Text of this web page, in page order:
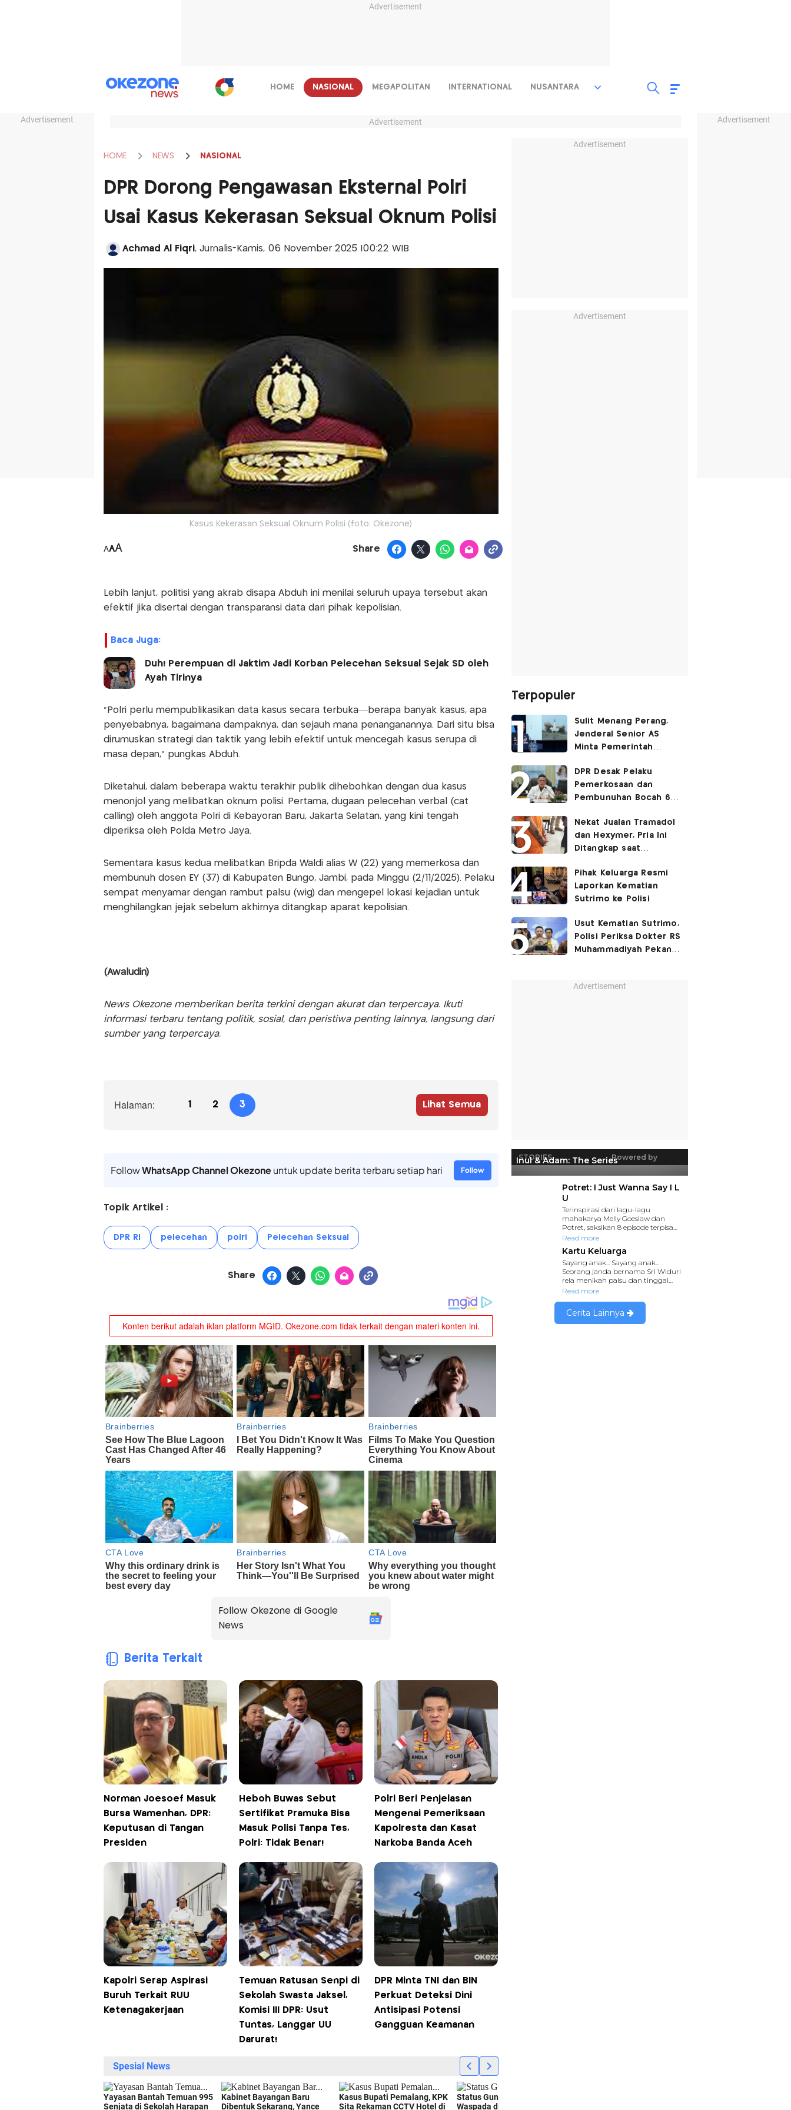
Advertisement
Advertisement Advertisement
HOME NASIONAL MEGAPOLITAN INTERNATIONAL NUSANTARA
Advertisement
HOME NEWS NASIONAL
DPR Dorong Pengawasan Eksternal Polri
Usai Kasus Kekerasan Seksual Oknum Polisi
Achmad Al Fiqri, Jurnalis-Kamis, 06 November 2025 |00:22 WIB
Kasus Kekerasan Seksual Oknum Polisi (foto: Okezone)
AAA Share
Lebih lanjut, politisi yang akrab disapa Abduh ini menilai seluruh upaya tersebut akan
efektif jika disertai dengan transparansi data dari pihak kepolisian.
Baca Juga:
Duh! Perempuan di Jaktim Jadi Korban Pelecehan Seksual Sejak SD oleh
Ayah Tirinya
“Polri perlu mempublikasikan data kasus secara terbuka—berapa banyak kasus, apa
penyebabnya, bagaimana dampaknya, dan sejauh mana penanganannya. Dari situ bisa
dirumuskan strategi dan taktik yang lebih efektif untuk mencegah kasus serupa di
masa depan,” pungkas Abduh.
Diketahui, dalam beberapa waktu terakhir publik dihebohkan dengan dua kasus
menonjol yang melibatkan oknum polisi. Pertama, dugaan pelecehan verbal (cat
calling) oleh anggota Polri di Kebayoran Baru, Jakarta Selatan, yang kini tengah
diperiksa oleh Polda Metro Jaya.
Sementara kasus kedua melibatkan Bripda Waldi alias W (22) yang memerkosa dan
membunuh dosen EY (37) di Kabupaten Bungo, Jambi, pada Minggu (2/11/2025). Pelaku
sempat menyamar dengan rambut palsu (wig) dan mengepel lokasi kejadian untuk
menghilangkan jejak sebelum akhirnya ditangkap aparat kepolisian.
(Awaludin)
News Okezone memberikan berita terkini dengan akurat dan terpercaya. Ikuti
informasi terbaru tentang politik, sosial, dan peristiwa penting lainnya, langsung dari
sumber yang terpercaya.
Halaman: 1 2 3 Lihat Semua
FollowWhatsApp Channel Okezoneuntuk update berita terbaru setiap hari Follow
Topik Artikel :
DPR RI pelecehan polri Pelecehan Seksual
Share
Follow Okezone di Google
News
Berita Terkait
Norman Joesoef Masuk
Bursa Wamenhan, DPR:
Keputusan di Tangan
Presiden
Heboh Buwas Sebut
Sertifikat Pramuka Bisa
Masuk Polisi Tanpa Tes,
Polri: Tidak Benar!
Polri Beri Penjelasan
Mengenai Pemeriksaan
Kapolresta dan Kasat
Narkoba Banda Aceh
Kapolri Serap Aspirasi
Buruh Terkait RUU
Ketenagakerjaan
Temuan Ratusan Senpi di
Sekolah Swasta Jaksel,
Komisi III DPR: Usut
Tuntas, Langgar UU
Darurat!
DPR Minta TNI dan BIN
Perkuat Deteksi Dini
Antisipasi Potensi
Gangguan Keamanan
Advertisement
Advertisement
Terpopuler
Sulit Menang Perang,
Jenderal Senior AS
Minta Pemerintah
Lawan Iran
DPR Desak Pelaku
Pemerkosaan dan
Pembunuhan Bocah 6
Dihukum Seumur Hidup
Nekat Jualan Tramadol
dan Hexymer, Pria Ini
Ditangkap saat
Pihak Keluarga Resmi
Laporkan Kematian
Sutrimo ke Polisi
Usut Kematian Sutrimo,
Polisi Periksa Dokter RS
Muhammadiyah Pekan
Advertisement